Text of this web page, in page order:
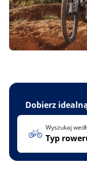
Dobierz
Wyszukaj
Typ